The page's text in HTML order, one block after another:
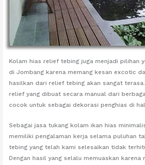
Kolam hias relief tebing juga menjadi pilihan
di Jombang karena memang kesan excotic
hasilkan dari relief tebing akan sangat
relief yang dibuat secara manual dari
cocok untuk sebagai dekorasi penghias di
Sebagai jasa tukang kolam ikan hias
memiliki pengalaman kerja selama puluhan
tebing yang telah kami selesaikan tidak
Dengan hasil yang selalu memuaskan karena